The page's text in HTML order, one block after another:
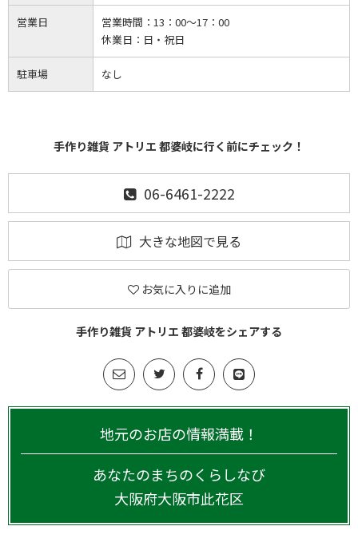
営業日 営業時間： 13：00～17：00
休業日： 日・祝日
駐車場 なし
手作り雑貨 アトリエ 都婆岐に行く前にチェック！
06-6461-2222
大きな地図で見る
お気に入りに追加
手作り雑貨 アトリエ 都婆岐をシェアする
地元のお店の情報満載！
あなたのまちのくらしなび
大阪府大阪市此花区